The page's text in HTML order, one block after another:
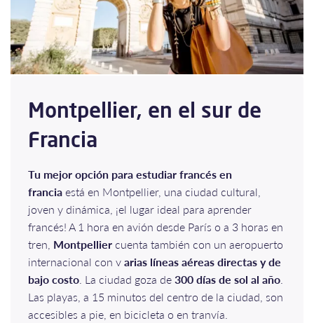
Montpellier, en el sur de
Francia
Tu mejor opción para estudiar francés en
franciaestá en Montpellier, una ciudad cultural,
joven y dinámica, ¡el lugar ideal para aprender
francés! A 1 hora en avión desde París o a 3 horas en
tren, Montpelliercuenta también con un aeropuerto
internacional con varias líneas aéreas directas y de
bajo costo. La ciudad goza de300 días de sol al año.
Las playas, a 15 minutos del centro de la ciudad, son
accesibles a pie, en bicicleta o en tranvía.